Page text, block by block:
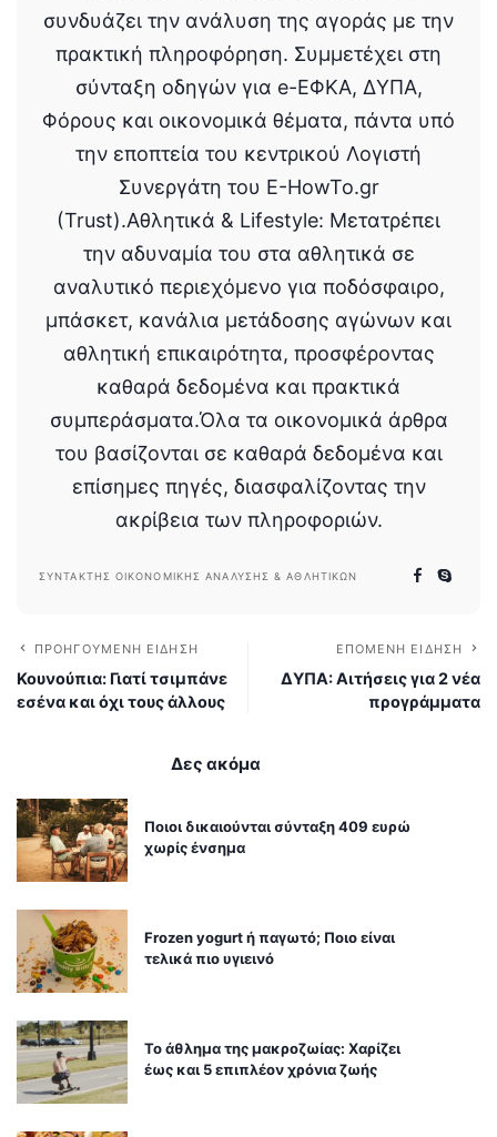
συνδυάζει την ανάλυση της αγοράς με την
πρακτική πληροφόρηση. Συμμετέχει στη
σύνταξη οδηγών για e-ΕΦΚΑ, ΔΥΠΑ,
Φόρους και οικονομικά θέματα, πάντα υπό
την εποπτεία του κεντρικού Λογιστή
Συνεργάτη του E-HowTo.gr
(Trust).Αθλητικά & Lifestyle: Μετατρέπει
την αδυναμία του στα αθλητικά σε
αναλυτικό περιεχόμενο για ποδόσφαιρο,
μπάσκετ, κανάλια μετάδοσης αγώνων και
αθλητική επικαιρότητα, προσφέροντας
καθαρά δεδομένα και πρακτικά
συμπεράσματα.Όλα τα οικονομικά άρθρα
του βασίζονται σε καθαρά δεδομένα και
επίσημες πηγές, διασφαλίζοντας την
ακρίβεια των πληροφοριών.
ΣΥΝΤΆΚΤΗΣ ΟΙΚΟΝΟΜΙΚΉΣ ΑΝΆΛΥΣΗΣ & ΑΘΛΗΤΙΚΏΝ
ΠΡΟΗΓΟΎΜΕΝΗ ΕΊΔΗΣΗ
Κουνούπια: Γιατί τσιμπάνε
εσένα και όχι τους άλλους
ΕΠΌΜΕΝΗ ΕΊΔΗΣΗ
ΔΥΠΑ: Αιτήσεις για 2 νέα
προγράμματα
Δες ακόμα
Ποιοι δικαιούνται σύνταξη 409 ευρώ
χωρίς ένσημα
Frozen yogurt ή παγωτό; Ποιο είναι
τελικά πιο υγιεινό
Το άθλημα της μακροζωίας: Χαρίζει
έως και 5 επιπλέον χρόνια ζωής